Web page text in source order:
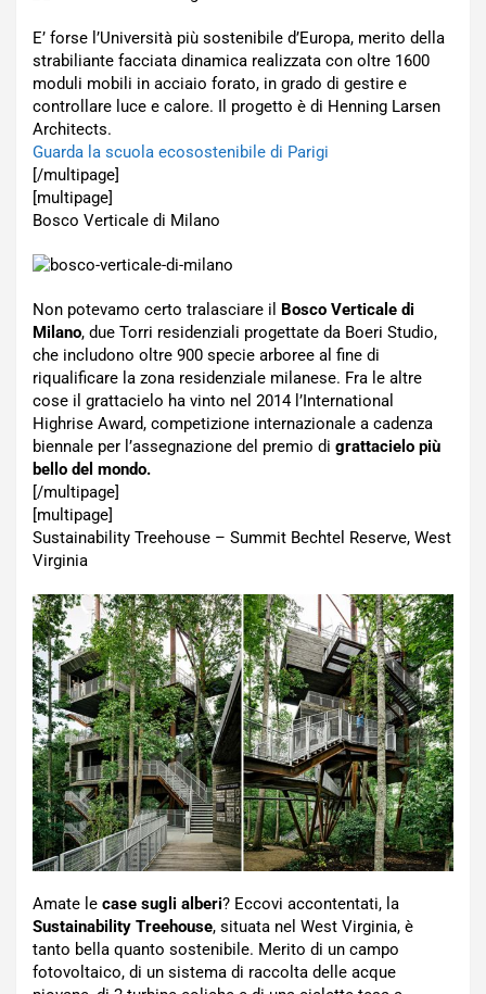
E’ forse l’Università più sostenibile d’Europa, merito della
strabiliante facciata dinamica realizzata con oltre 1600
moduli mobili in acciaio forato, in grado di gestire e
controllare luce e calore. Il progetto è di Henning Larsen
Architects.
Guarda la scuola ecosostenibile di Parigi
[/multipage]
[multipage]
Bosco Verticale di Milano
Non potevamo certo tralasciare il Bosco Verticale di
Milano, due Torri residenziali progettate da Boeri Studio,
che includono oltre 900 specie arboree al fine di
riqualificare la zona residenziale milanese. Fra le altre
cose il grattacielo ha vinto nel 2014 l’International
Highrise Award, competizione internazionale a cadenza
biennale per l’assegnazione del premio di grattacielo più
bello del mondo.
[/multipage]
[multipage]
Sustainability Treehouse – Summit Bechtel Reserve, West
Virginia
Amate le case sugli alberi? Eccovi accontentati, la
Sustainability Treehouse, situata nel West Virginia, è
tanto bella quanto sostenibile. Merito di un campo
fotovoltaico, di un sistema di raccolta delle acque